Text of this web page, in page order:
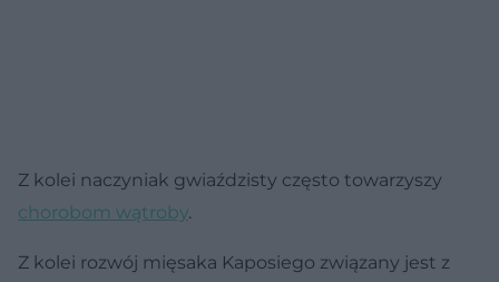
Z kolei naczyniak gwiaździsty często towarzyszy
chorobom wątroby.
Z kolei rozwój mięsaka Kaposiego związany jest z